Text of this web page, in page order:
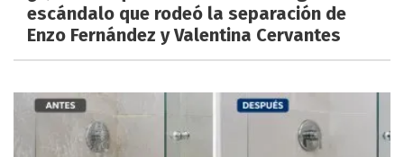
escándalo que rodeó la separación de
Enzo Fernández y Valentina Cervantes